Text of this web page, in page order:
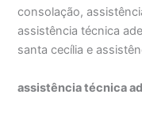
consolação,
assistência técnica
santa cecília e
assistência técnica